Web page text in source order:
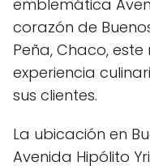
emblemática
corazón de
Peña, Chaco,
experiencia
sus clientes.
La ubicación en
Avenida Hipólito